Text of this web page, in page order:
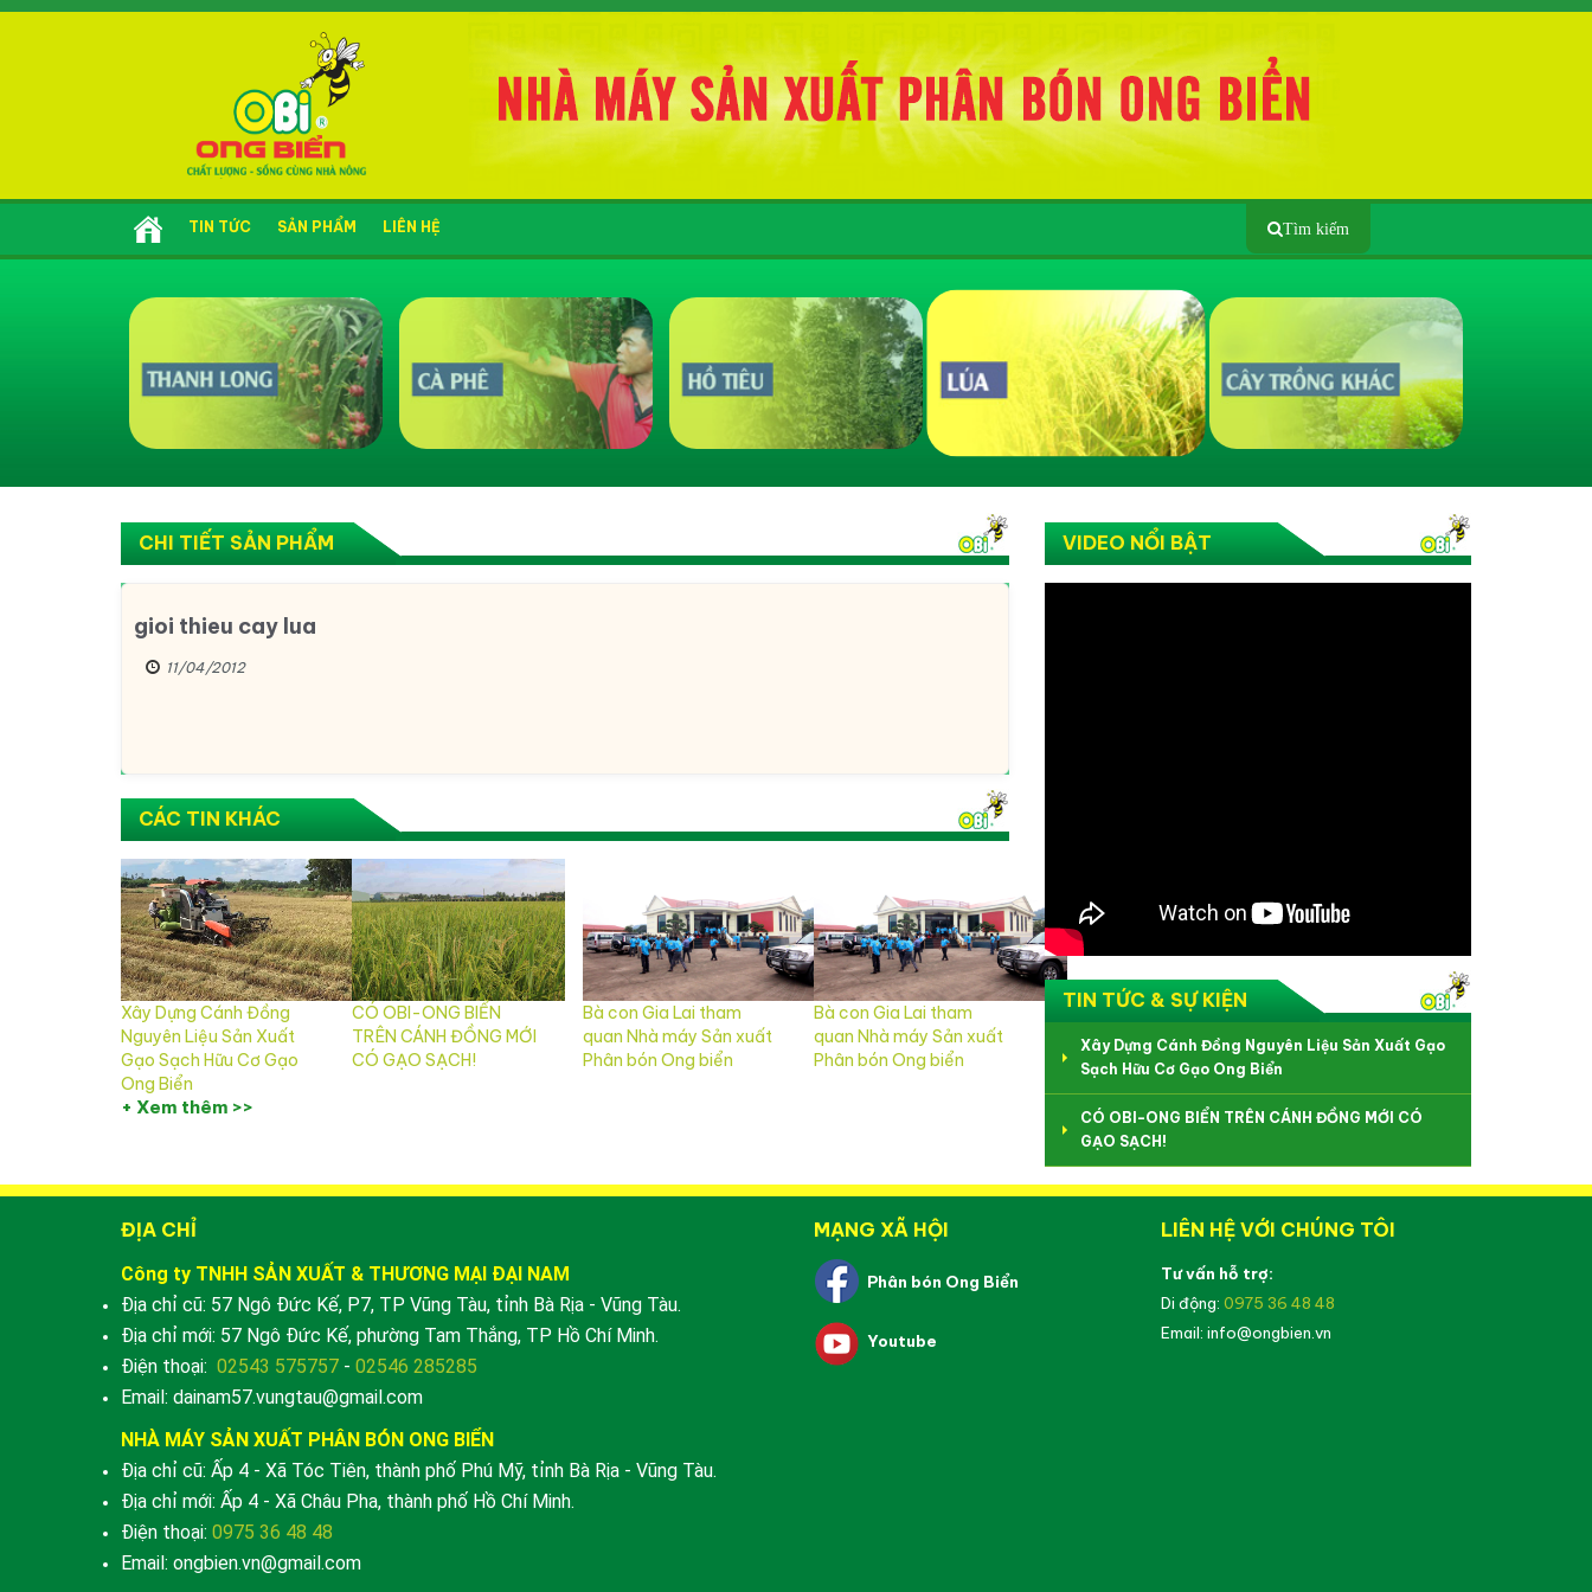
TIN TỨC SẢN PHẨM LIÊN HỆ Tìm kiếm
CHI TIẾT SẢN PHẨM
gioi thieu cay lua
11/04/2012
CÁC TIN KHÁC
Xây Dựng Cánh Đồng
Nguyên Liệu Sản Xuất
Gạo Sạch Hữu Cơ Gạo
Ong Biển
CÓ OBI-ONG BIỂN
TRÊN CÁNH ĐỒNG MỚI
CÓ GẠO SẠCH!
Bà con Gia Lai tham
quan Nhà máy Sản xuất
Phân bón Ong biển
Bà con Gia Lai tham
quan Nhà máy Sản xuất
Phân bón Ong biển
+ Xem thêm >>
VIDEO NỔI BẬT
TIN TỨC & SỰ KIỆN
Xây Dựng Cánh Đồng Nguyên Liệu Sản Xuất Gạo
Sạch Hữu Cơ Gạo Ong Biển
CÓ OBI-ONG BIỂN TRÊN CÁNH ĐỒNG MỚI CÓ
GẠO SẠCH!
ĐỊA CHỈ
Công ty TNHH SẢN XUẤT & THƯƠNG MẠI ĐẠI NAM
Địa chỉ cũ: 57 Ngô Đức Kế, P7, TP Vũng Tàu, tỉnh Bà Rịa - Vũng Tàu.
Địa chỉ mới: 57 Ngô Đức Kế, phường Tam Thắng, TP Hồ Chí Minh.
Điện thoại: 02543 575757 - 02546 285285
Email: dainam57.vungtau@gmail.com
NHÀ MÁY SẢN XUẤT PHÂN BÓN ONG BIỂN
Địa chỉ cũ: Ấp 4 - Xã Tóc Tiên, thành phố Phú Mỹ, tỉnh Bà Rịa - Vũng Tàu.
Địa chỉ mới: Ấp 4 - Xã Châu Pha, thành phố Hồ Chí Minh.
Điện thoại: 0975 36 48 48
Email: ongbien.vn@gmail.com
MẠNG XÃ HỘI
Phân bón Ong Biển
Youtube
LIÊN HỆ VỚI CHÚNG TÔI
Tư vấn hỗ trợ:
Di động: 0975 36 48 48
Email: info@ongbien.vn